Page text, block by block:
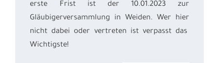
erste Frist ist der 10.01.2023 zur
Gläubigerversammlung in Weiden. Wer hier
nicht dabei oder vertreten ist verpasst das
Wichtigste!